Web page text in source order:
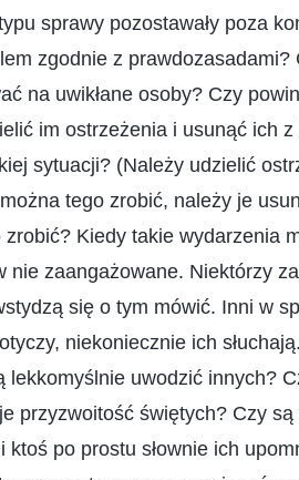
sprawy pozostawały poza
zgodnie z
na uwikłane osoby? Czy
im ostrzeżenia i usunąć ich z
sytuacji? (Należy udzielić
tego zrobić, należy je
zrobić? Kiedy takie wydarzenia
nie zaangażowane. Niektórzy
się o tym mówić. Inni w
niekoniecznie ich
lekkomyślnie uwodzić innych?
przyzwoitość świętych? Czy
ktoś po prostu słownie ich